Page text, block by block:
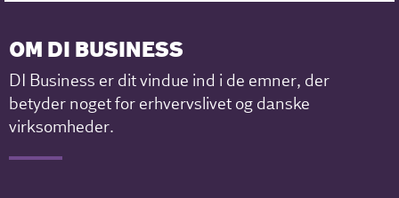
OM DI BUSINESS
DI Business er dit vindue ind i de emner, der
betyder noget for erhvervslivet og danske
virksomheder.